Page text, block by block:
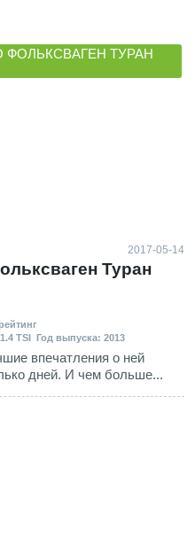
ТУРАН
2017-05-14
Туран
TSI Год выпуска: 2013
впечатления о ней
дней. И чем больше...